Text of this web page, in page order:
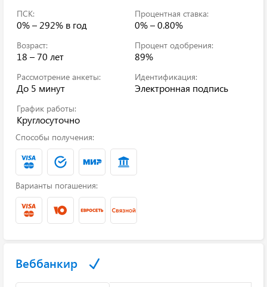
ПСК:
0% – 292% в год
Процентная ставка:
0% – 0.80%
Возраст:
18 – 70 лет
Процент одобрения:
89%
Рассмотрение анкеты:
До 5 минут
Идентификация:
Электронная подпись
График работы:
Круглосуточно
Способы получения:
Варианты погашения:
Веббанкир